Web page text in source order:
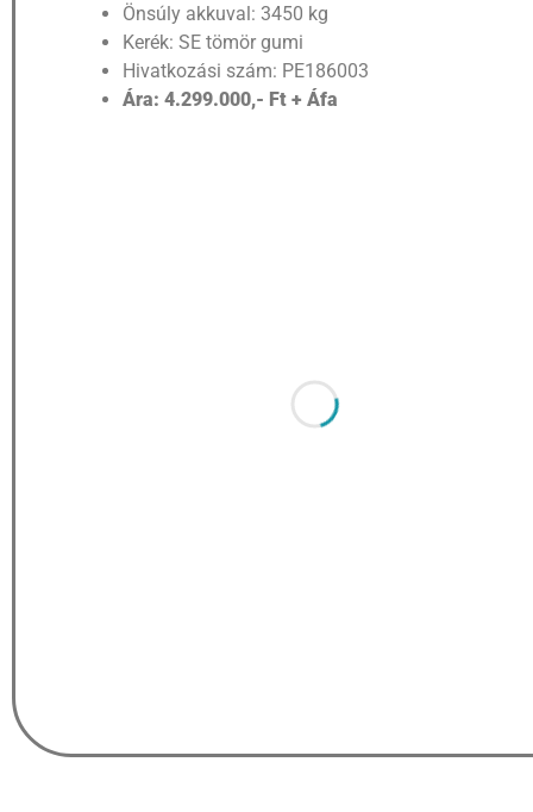
Önsúly akkuval: 3450 kg
Kerék: SE tömör gumi
Hivatkozási szám: PE186003
Ára: 4.299.000,- Ft + Áfa